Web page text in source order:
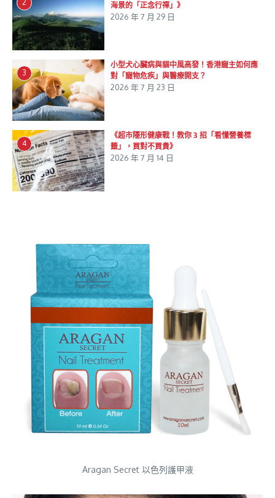
2 海景的「正念行禪」》
2026 年 7 月 29 日
3
小型犬心臟病與貓中風高發！香港寵主如何應
對「寵物危疾」與醫療開支？
2026 年 7 月 23 日
4
《超市隱形健康戰！教你 3 招「看懂營養標
籤」，買對不買貴》
2026 年 7 月 14 日
Aragan Secret 以色列護甲液